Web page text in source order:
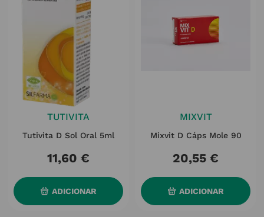
TUTIVITA
Tutivita D Sol Oral 5ml
11,60 €
ADICIONAR
MIXVIT
Mixvit D Cáps Mole 90
20,55 €
ADICIONAR